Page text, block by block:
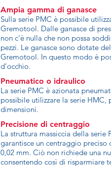
Ampia gamma di ganasce
Sulla serie PMC è possibile
Gremotool. Dalle ganasce di
non c’è nulla che non possa
pezzi. Le ganasce sono dotate
Gremotool. In questo modo è
d’occhio.
Pneumatico o idraulico
La serie PMC è azionata
possibile utilizzare la serie HMC,
dimensioni.
Precisione di centraggio
La struttura massiccia della serie
garantisce un centraggio
0,02 mm. Ciò non richiede una
consentendo così di risparmiare